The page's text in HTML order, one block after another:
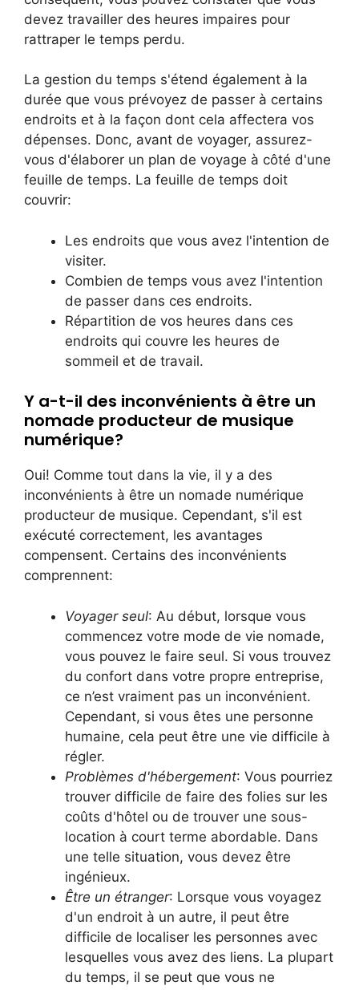
devez travailler des heures impaires pour
rattraper le temps perdu.
La gestion du temps s'étend également à la
durée que vous prévoyez de passer à certains
endroits et à la façon dont cela affectera vos
dépenses. Donc, avant de voyager, assurez-
vous d'élaborer un plan de voyage à côté d'une
feuille de temps. La feuille de temps doit
couvrir:
Les endroits que vous avez l'intention de
visiter.
Combien de temps vous avez l'intention
de passer dans ces endroits.
Répartition de vos heures dans ces
endroits qui couvre les heures de
sommeil et de travail.
Y a-t-il des inconvénients à être un
nomade producteur de musique
numérique?
Oui! Comme tout dans la vie, il y a des
inconvénients à être un nomade numérique
producteur de musique. Cependant, s'il est
exécuté correctement, les avantages
compensent. Certains des inconvénients
comprennent:
Voyager seul: Au début, lorsque vous
commencez votre mode de vie nomade,
vous pouvez le faire seul. Si vous trouvez
du confort dans votre propre entreprise,
ce n’est vraiment pas un inconvénient.
Cependant, si vous êtes une personne
humaine, cela peut être une vie difficile à
régler.
Problèmes d'hébergement: Vous pourriez
trouver difficile de faire des folies sur les
coûts d'hôtel ou de trouver une sous-
location à court terme abordable. Dans
une telle situation, vous devez être
ingénieux.
Être un étranger: Lorsque vous voyagez
d'un endroit à un autre, il peut être
difficile de localiser les personnes avec
lesquelles vous avez des liens. La plupart
du temps, il se peut que vous ne